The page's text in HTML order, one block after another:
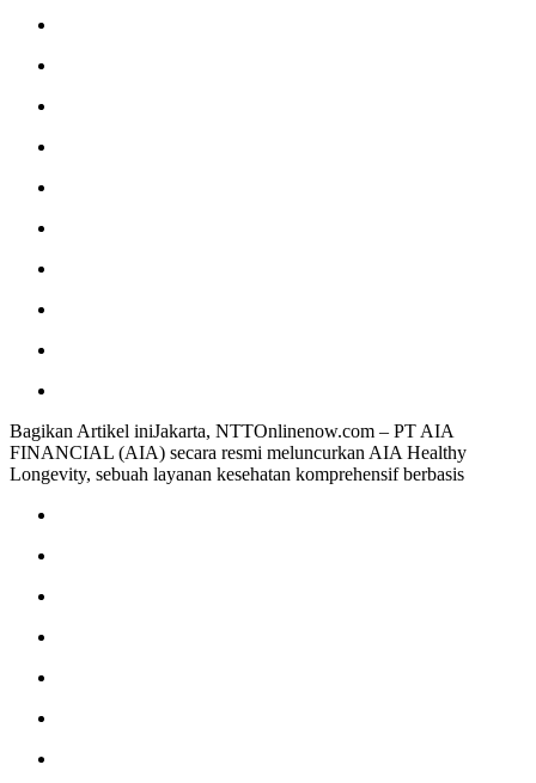
Bagikan Artikel iniJakarta, NTTOnlinenow.com – PT AIA
FINANCIAL (AIA) secara resmi meluncurkan AIA Healthy
Longevity, sebuah layanan kesehatan komprehensif berbasis